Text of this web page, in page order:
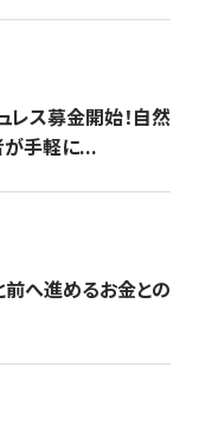
レス募金開始！自然
が手軽に...
前へ進めるお金との